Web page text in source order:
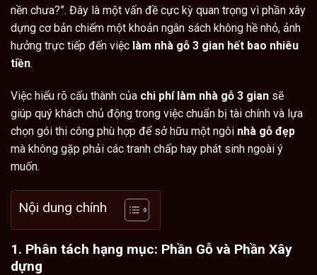
nền chưa?”. Đây là một vấn đề cực kỳ quan trọng vì phần xây
dựng cơ bản chiếm một khoản ngân sách không hề nhỏ, ảnh
hưởng trực tiếp đến việc làm nhà gỗ 3 gian hết bao nhiêu
tiền.
Việc hiểu rõ cấu thành của chi phí làm nhà gỗ 3 gian sẽ
giúp quý khách chủ động trong việc chuẩn bị tài chính và lựa
chọn gói thi công phù hợp để sở hữu một ngôi nhà gỗ đẹp
mà không gặp phải các tranh chấp hay phát sinh ngoài ý
muốn.
Nội dung chính
1. Phân tách hạng mục: Phần Gỗ và Phần Xây
dựng